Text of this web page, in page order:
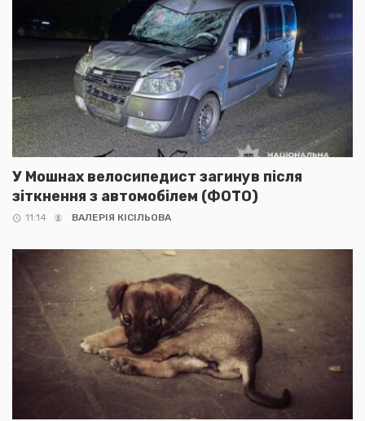
У Мошнах велосипедист загинув після
зіткнення з автомобілем (ФОТО)
11:14 ВАЛЕРІЯ КІСІЛЬОВА